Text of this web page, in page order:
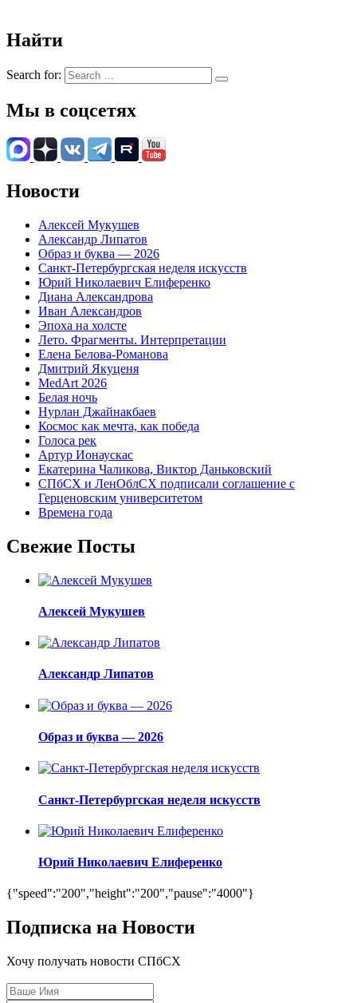
Найти
Search for:
Мы в соцсетях
Новости
Алексей Мукушев
Александр Липатов
Образ и буква — 2026
Санкт-Петербургская неделя искусств
Юрий Николаевич Елиференко
Диана Александрова
Иван Александров
Эпоха на холсте
Лето. Фрагменты. Интерпретации
Елена Белова-Романова
Дмитрий Якуценя
MedArt 2026
Белая ночь
Нурлан Джайнакбаев
Космос как мечта, как победа
Голоса рек
Артур Ионаускас
Екатерина Чаликова, Виктор Даньковский
СПбСХ и ЛенОблСХ подписали соглашение с
Герценовским университетом
Времена года
Свежие Посты
Алексей Мукушев
Александр Липатов
Образ и буква — 2026
Санкт-Петербургская неделя искусств
Юрий Николаевич Елиференко
{"speed":"200","height":"200","pause":"4000"}
Подписка на Новости
Хочу получать новости СПбСХ